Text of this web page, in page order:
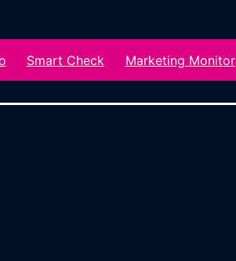
Smart Check Marketing Monitor